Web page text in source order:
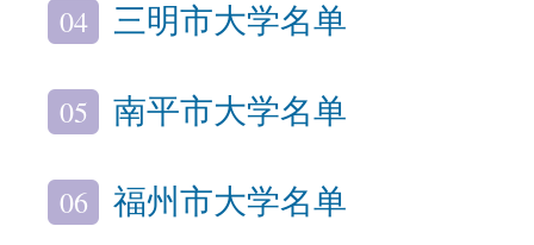
04 三明市大学名单
05 南平市大学名单
06 福州市大学名单